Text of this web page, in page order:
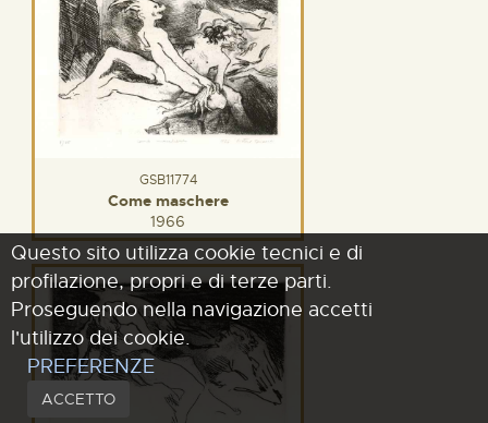
GSB11774
Come maschere
1966
Questo sito utilizza cookie tecnici e di
profilazione, propri e di terze parti.
Proseguendo nella navigazione accetti
l'utilizzo dei cookie.
PREFERENZE
ACCETTO